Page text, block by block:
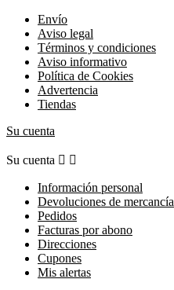
Envío
Aviso legal
Términos y condiciones
Aviso informativo
Política de Cookies
Advertencia
Tiendas
Su cuenta
Su cuenta  
Información personal
Devoluciones de mercancía
Pedidos
Facturas por abono
Direcciones
Cupones
Mis alertas